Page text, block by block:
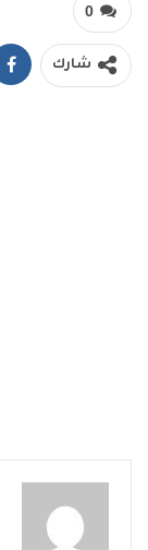
0
شارك